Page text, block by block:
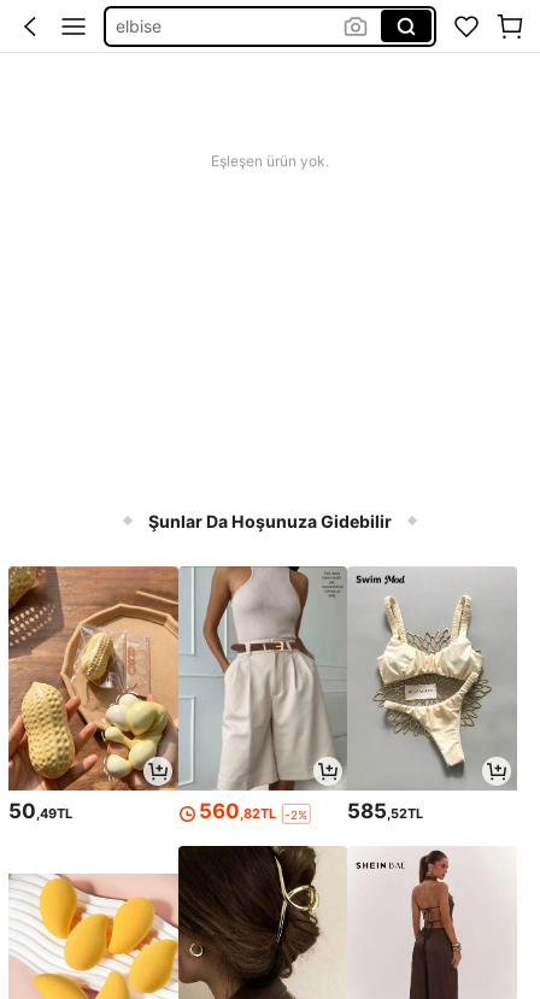
squihy
Eşleşen ürün yok.
Şunlar Da Hoşunuza Gidebilir
50 ,49TL 560 ,82TL -2% 585 ,52TL